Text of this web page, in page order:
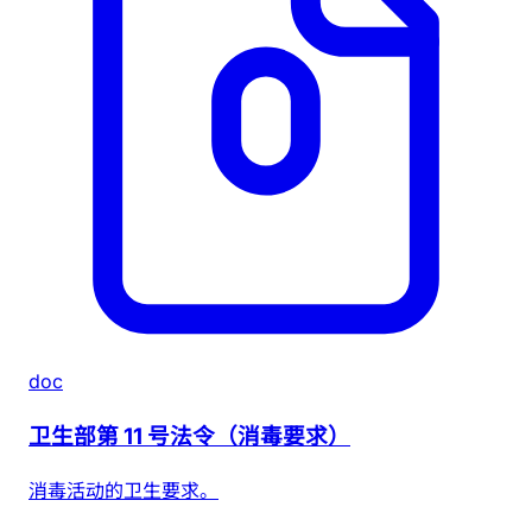
doc
卫生部第 11 号法令（消毒要求）
消毒活动的卫生要求。